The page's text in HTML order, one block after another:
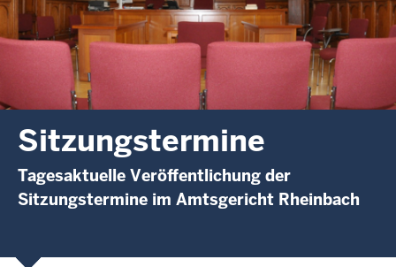
Sitzungstermine
Tagesaktuelle Veröffentlichung der
Sitzungstermine im Amtsgericht Rheinbach